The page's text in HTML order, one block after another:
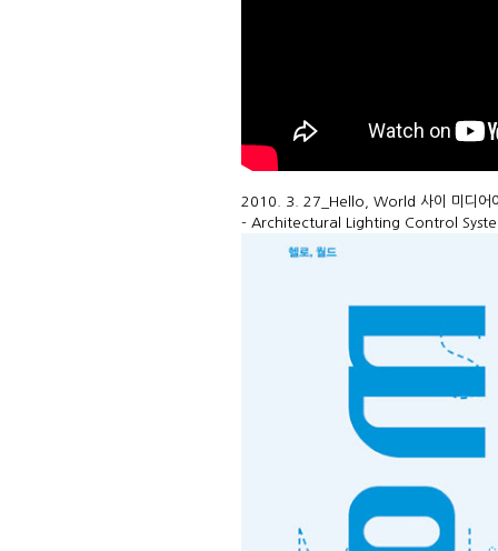
2010. 3. 27_Hello, World 사이 미디어
- Architectural Lighting Control